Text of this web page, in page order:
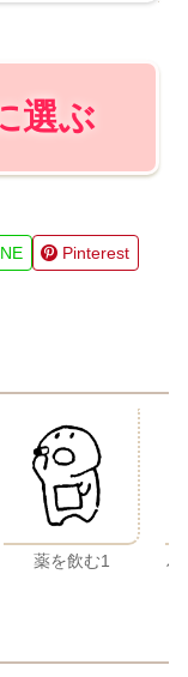
選ぶ
Pinterest
薬を飲む1 ハ